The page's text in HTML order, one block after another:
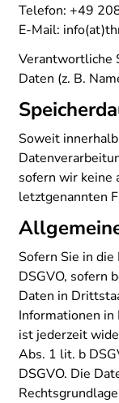
Telefon: +49
E-Mail:
Verantwortliche
Daten (z. B.
Soweit
sofern wir keine
letztgenannten
Sofern Sie in
DSGVO, sofern
Daten in
Informationen
ist jederzeit
Abs. 1 lit. b
DSGVO. Die